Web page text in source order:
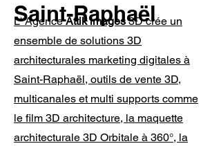
L' AgenceAttik images3D crée un
ensemble de solutions 3D
architecturales marketing digitales à
Saint-Raphaël, outils de vente 3D,
multicanales et multi supports comme
le film 3D architecture, la maquette
architecturale 3D Orbitale à 360°, la
Saint-Raphaël